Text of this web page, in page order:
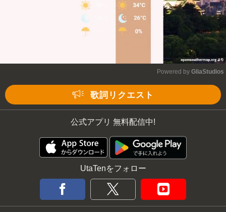
Powered by GliaStudios
歌詞リクエスト
公式アプリ 無料配信中!
UtaTenをフォロー